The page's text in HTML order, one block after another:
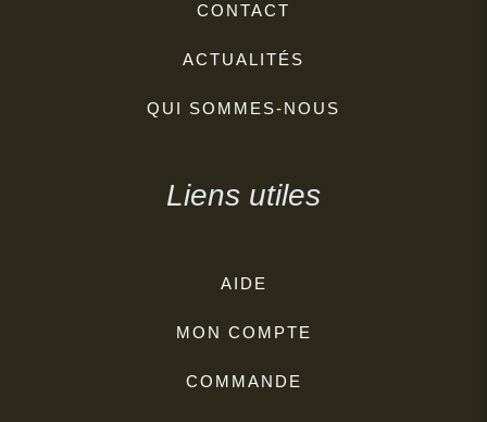
CONTACT
ACTUALITÉS
QUI SOMMES-NOUS
Liens utiles
AIDE
MON COMPTE
COMMANDE